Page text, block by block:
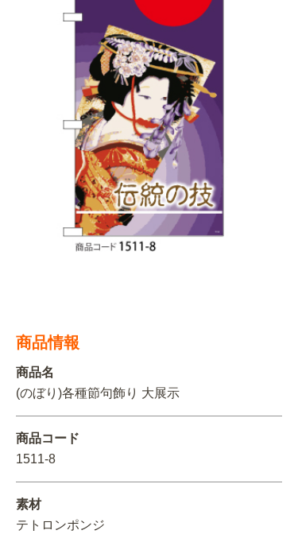
イベント・季節 不動産・建築
カルチャー・教養 娯楽
車・バイク関連 その他
OTHER ITEMS
関連アイテムを見る
料金一覧
お届け納期と配送方法
お支払方法
お客様の声
よくある質問
オリジナルオーダー制作事例
商品情報
商品名
(のぼり)各種節句飾り 大展示
商品コード
1511-8
素材
テトロンポンジ